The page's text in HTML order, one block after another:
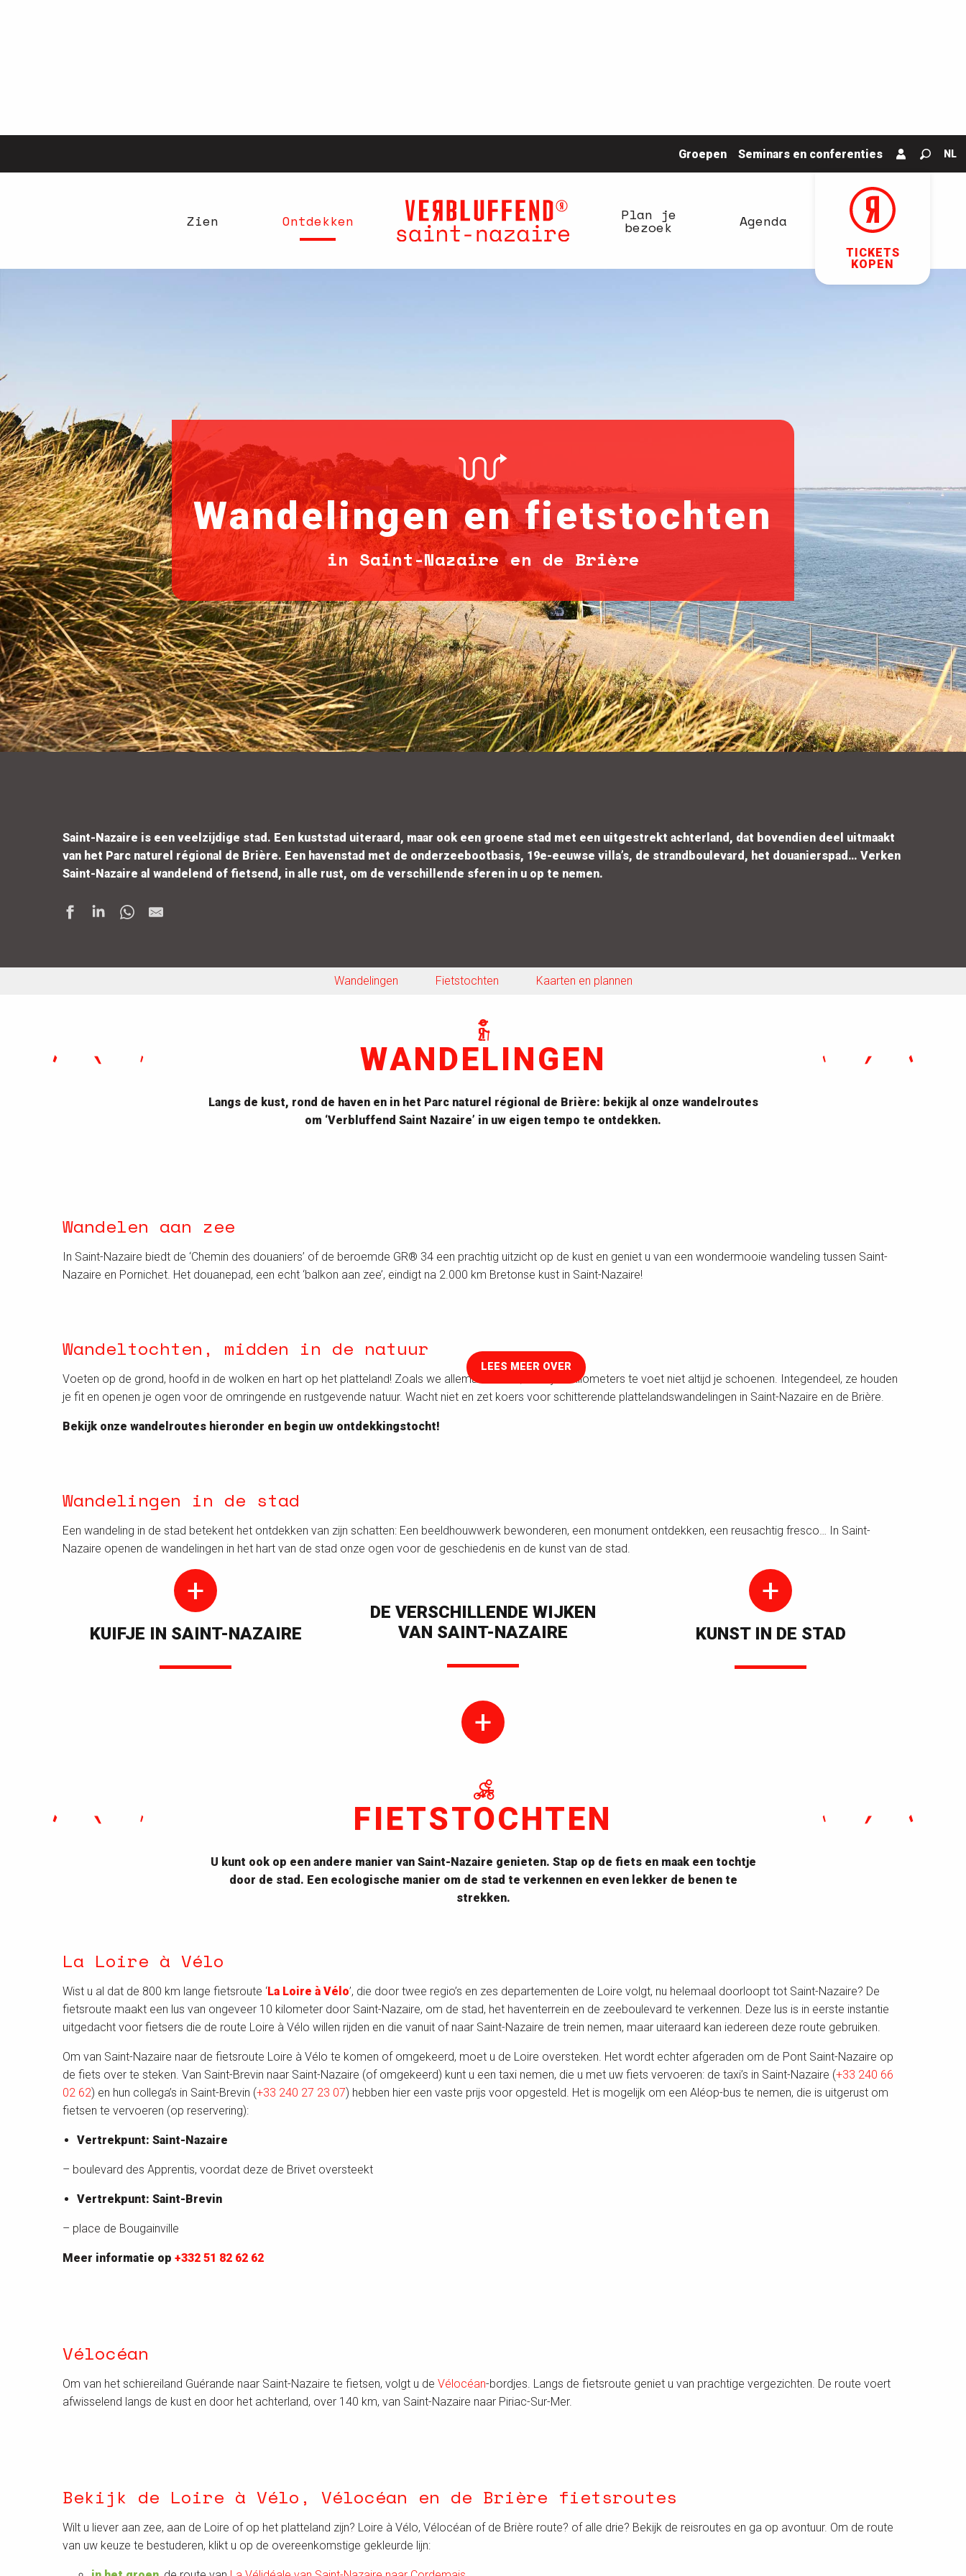
Groepen Seminars en conferenties
Zoek
NL
TICKETS
KOPEN
Zien Ontdekken Plan je
bezoek Agenda
Wandelingen en fietstochten
in Saint-Nazaire en de Brière
Saint-Nazaire is een veelzijdige stad. Een kuststad uiteraard, maar ook een groene stad met een uitgestrekt achterland, dat bovendien deel uitmaakt
van het Parc naturel régional de Brière. Een havenstad met de onderzeebootbasis, 19e-eeuwse villa’s, de strandboulevard, het douanierspad… Verken
Saint-Nazaire al wandelend of fietsend, in alle rust, om de verschillende sferen in u op te nemen.
Wandelingen Fietstochten Kaarten en plannen
WANDELINGEN
Langs de kust, rond de haven en in het Parc naturel régional de Brière: bekijk al onze wandelroutes
om ‘Verbluffend Saint Nazaire’ in uw eigen tempo te ontdekken.
Wandelen aan zee
In Saint-Nazaire biedt de ‘Chemin des douaniers’ of de beroemde GR® 34 een prachtig uitzicht op de kust en geniet u van een wondermooie wandeling tussen Saint-
Nazaire en Pornichet. Het douanepad, een echt ‘balkon aan zee’, eindigt na 2.000 km Bretonse kust in Saint-Nazaire!
LEES MEER OVER
Wandeltochten, midden in de natuur
Voeten op de grond, hoofd in de wolken en hart op het platteland! Zoals we allemaal weten, verslijten kilometers te voet niet altijd je schoenen. Integendeel, ze houden
je fit en openen je ogen voor de omringende en rustgevende natuur. Wacht niet en zet koers voor schitterende plattelandswandelingen in Saint-Nazaire en de Brière.
Bekijk onze wandelroutes hieronder en begin uw ontdekkingstocht!
Wandelingen in de stad
Een wandeling in de stad betekent het ontdekken van zijn schatten: Een beeldhouwwerk bewonderen, een monument ontdekken, een reusachtig fresco… In Saint-
Nazaire openen de wandelingen in het hart van de stad onze ogen voor de geschiedenis en de kunst van de stad.
KUIFJE IN SAINT-NAZAIRE
DE VERSCHILLENDE WIJKEN
VAN SAINT-NAZAIRE
KUNST IN DE STAD
FIETSTOCHTEN
U kunt ook op een andere manier van Saint-Nazaire genieten. Stap op de fiets en maak een tochtje
door de stad. Een ecologische manier om de stad te verkennen en even lekker de benen te
strekken.
La Loire à Vélo
Wist u al dat de 800 km lange fietsroute ‘La Loire à Vélo’, die door twee regio’s en zes departementen de Loire volgt, nu helemaal doorloopt tot Saint-Nazaire? De
fietsroute maakt een lus van ongeveer 10 kilometer door Saint-Nazaire, om de stad, het haventerrein en de zeeboulevard te verkennen. Deze lus is in eerste instantie
uitgedacht voor fietsers die de route Loire à Vélo willen rijden en die vanuit of naar Saint-Nazaire de trein nemen, maar uiteraard kan iedereen deze route gebruiken.
Om van Saint-Nazaire naar de fietsroute Loire à Vélo te komen of omgekeerd, moet u de Loire oversteken. Het wordt echter afgeraden om de Pont Saint-Nazaire op
de fiets over te steken. Van Saint-Brevin naar Saint-Nazaire (of omgekeerd) kunt u een taxi nemen, die u met uw fiets vervoeren: de taxi’s in Saint-Nazaire (+33 240 66
02 62) en hun collega’s in Saint-Brevin (+33 240 27 23 07) hebben hier een vaste prijs voor opgesteld. Het is mogelijk om een Aléop-bus te nemen, die is uitgerust om
fietsen te vervoeren (op reservering):
Vertrekpunt: Saint-Nazaire
– boulevard des Apprentis, voordat deze de Brivet oversteekt
Vertrekpunt: Saint-Brevin
– place de Bougainville
Meer informatie op +332 51 82 62 62
Vélocéan
Om van het schiereiland Guérande naar Saint-Nazaire te fietsen, volgt u de Vélocéan-bordjes. Langs de fietsroute geniet u van prachtige vergezichten. De route voert
afwisselend langs de kust en door het achterland, over 140 km, van Saint-Nazaire naar Piriac-Sur-Mer.
Bekijk de Loire à Vélo, Vélocéan en de Brière fietsroutes
Wilt u liever aan zee, aan de Loire of op het platteland zijn? Loire à Vélo, Vélocéan of de Brière route? of alle drie? Bekijk de reisroutes en ga op avontuur. Om de route
van uw keuze te bestuderen, klikt u op de overeenkomstige gekleurde lijn: